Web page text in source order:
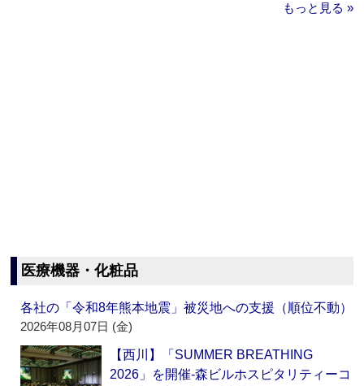
もっと見る »
医療機器・化粧品
各社の「令和8年熊本地震」被災地への支援（順位不動）
2026年08月07日 (金)
【西川】「SUMMER BREATHING
2026」を開催‐森ビルホスピタリティーコ